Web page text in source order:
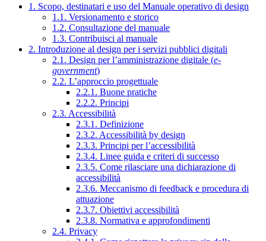
1. Scopo, destinatari e uso del Manuale operativo di design
1.1. Versionamento e storico
1.2. Consultazione del manuale
1.3. Contribuisci al manuale
2. Introduzione al design per i servizi pubblici digitali
2.1. Design per l’amministrazione digitale (e-
government)
2.2. L’approccio progettuale
2.2.1. Buone pratiche
2.2.2. Principi
2.3. Accessibilità
2.3.1. Definizione
2.3.2. Accessibilità by design
2.3.3. Principi per l’accessibilità
2.3.4. Linee guida e criteri di successo
2.3.5. Come rilasciare una dichiarazione di
accessibilità
2.3.6. Meccanismo di feedback e procedura di
attuazione
2.3.7. Obiettivi accessibilità
2.3.8. Normativa e approfondimenti
2.4. Privacy